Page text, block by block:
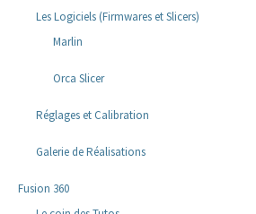
Les Logiciels (Firmwares et Slicers)
Marlin
Orca Slicer
Réglages et Calibration
Galerie de Réalisations
Fusion 360